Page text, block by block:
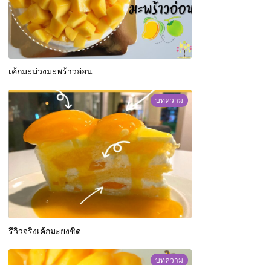
เค้กมะม่วงมะพร้าวอ่อน
บทความ
รีวิวจริงเค้กมะยงชิด
บทความ